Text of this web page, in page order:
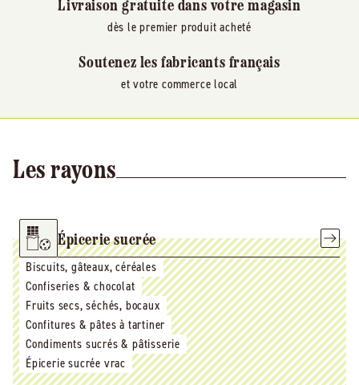
Livraison gratuite dans votre magasin
dès le premier produit acheté
Soutenez les fabricants français
et votre commerce local
Les rayons
Épicerie sucrée
Biscuits, gâteaux, céréales
Confiseries & chocolat
Fruits secs, séchés, bocaux
Confitures & pâtes à tartiner
Condiments sucrés & pâtisserie
Épicerie sucrée vrac